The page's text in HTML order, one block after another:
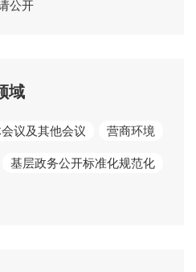
公开
域
议及其他会议 营商环境
基层政务公开标准化规范化